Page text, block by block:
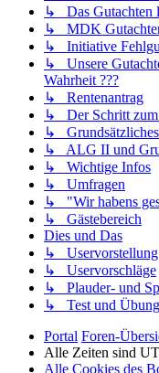
↳ Das Gutachten
↳ MDK
↳ Initiative
↳ Unsere
Wahrheit ???
↳ Rentenantrag
↳ Der Schritt zum
↳ Grundsätzliches
↳ ALG II und
↳ Wichtige Infos
↳ Umfragen
↳ "Wir habens
↳ Gästebereich
Dies und Das
↳ Uservorstellung
↳ Uservorschläge
↳ Plauder- und
↳ Test und
Portal Foren-
Alle Zeiten sind
Alle Cookies des